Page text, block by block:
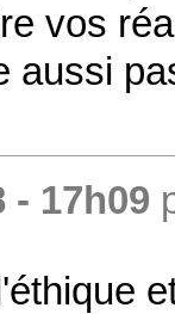
vos
aussi
- 17h09